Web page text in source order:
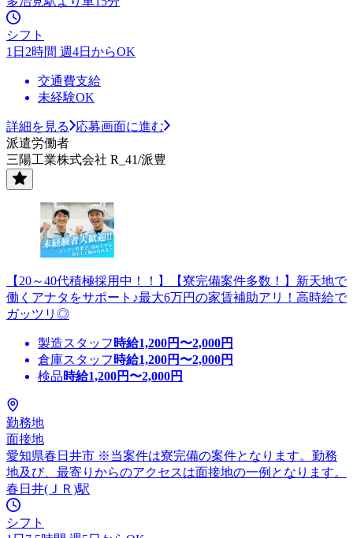
シフト
1日2時間 週4日からOK
交通費支給
未経験OK
詳細を見る
応募画面に進む
派遣労働者
三陽工業株式会社 R_41/派豊
【20～40代積極採用中！！】【寮完備案件多数！】新天地で
働くアナタをサポート♪最大6万円の家賃補助アリ！高時給で
ガッツリ◎
製造スタッフ 時給1,200円〜2,000円
倉庫スタッフ 時給1,200円〜2,000円
検品時給1,200円〜2,000円
勤務地
面接地
愛知県春日井市 ※当案件は寮完備の案件となります。勤務
地及び、最寄りからのアクセスは面接地の一例となります。
春日井(ＪＲ)駅
シフト